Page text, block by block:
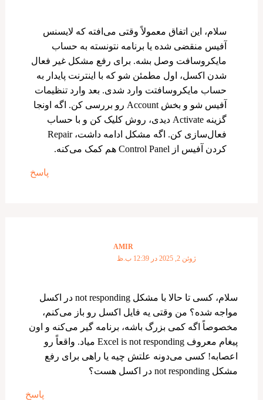
سلام، این اتفاق معمولاً وقتی می‌افته که لایسنس
آفیس منقضی شده یا برنامه نتونسته به حساب
مایکروسافت وصل بشه. برای رفع مشکل غیر فعال
شدن اکسل، اول مطمئن شو که با اینترنت پایدار به
حساب مایکروسافتت وارد شدی. بعد وارد تنظیمات
آفیس شو و بخش Account رو بررسی کن. اگه اونجا
گزینه Activate دیدی، روش کلیک کن و با حساب
فعال‌سازی کن. اگه مشکل ادامه داشت، Repair
کردن آفیس از Control Panel هم کمک می‌کنه.
پاسخ
AMIR
ژوئن 2, 2025 در 12:39 ب.ظ
سلام، کسی تا حالا با مشکل not responding در اکسل
مواجه شده؟ من وقتی یه فایل اکسل رو باز می‌کنم،
مخصوصاً اگه کمی بزرگ باشه، برنامه گیر می‌کنه و اون
پیغام معروف Excel is not responding میاد. واقعاً رو
اعصابه! کسی می‌دونه علتش چیه یا راهی برای رفع
مشکل not responding در اکسل هست؟
پاسخ